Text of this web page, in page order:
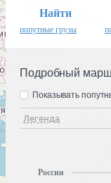
Найти
попутные грузы
Подробный
Легенда
Показывать
Россия